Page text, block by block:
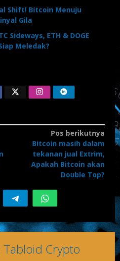
Shift! Bitcoin Menuju
Gila
Sideways, ETH & DOGE
Meledak?
Pos berikutnya
Bitcoin masih dalam
tekanan jual Extrim,
Apakah Bitcoin akan
Double Top?
Tabloid Crypto